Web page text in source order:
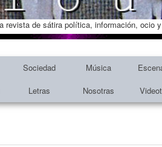
revista de sátira política, información, ocio
Sociedad Música
Letras Nosotras